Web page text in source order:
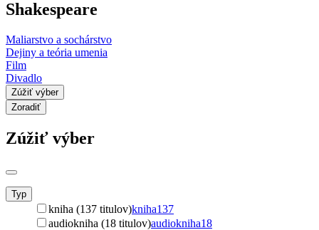
Shakespeare
Maliarstvo a sochárstvo
Dejiny a teória umenia
Film
Divadlo
Zúžiť výber
Zoradiť
Zúžiť výber
Typ
kniha (137 titulov)kniha137
audiokniha (18 titulov)audiokniha18